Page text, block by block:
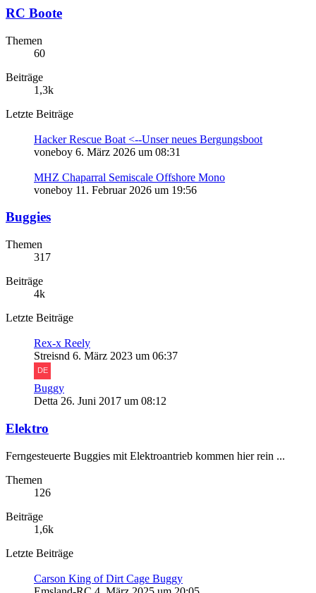
RC Boote
Themen
60
Beiträge
1,3k
Letzte Beiträge
Hacker Rescue Boat <--Unser neues Bergungsboot
voneboy 6. März 2026 um 08:31
MHZ Chaparral Semiscale Offshore Mono
voneboy 11. Februar 2026 um 19:56
Buggies
Themen
317
Beiträge
4k
Letzte Beiträge
Rex-x Reely
Streisnd 6. März 2023 um 06:37
Buggy
Detta 26. Juni 2017 um 08:12
Elektro
Ferngesteuerte Buggies mit Elektroantrieb kommen hier rein ...
Themen
126
Beiträge
1,6k
Letzte Beiträge
Carson King of Dirt Cage Buggy